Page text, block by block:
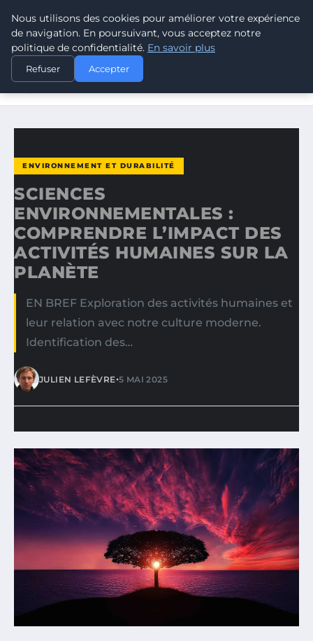
CLIMATE RESPONSE BLOG
ACCUEIL
ENVIRONNEMENT ET DURABILITÉ
SCIENCES ENVIRONNEMENTALES : COMPRENDRE L’IMPACT
ENVIRONNEMENT ET DURABILITÉ
SCIENCES
ENVIRONNEMENTALES :
COMPRENDRE L’IMPACT DES
ACTIVITÉS HUMAINES SUR LA
PLANÈTE
EN BREF Exploration des activités humaines et
leur relation avec notre culture moderne.
Identification des…
JULIEN LEFÈVRE•5 MAI 2025
Nous utilisons des cookies pour améliorer votre expérience
de navigation. En poursuivant, vous acceptez notre
politique de confidentialité. En savoir plus
Refuser Accepter